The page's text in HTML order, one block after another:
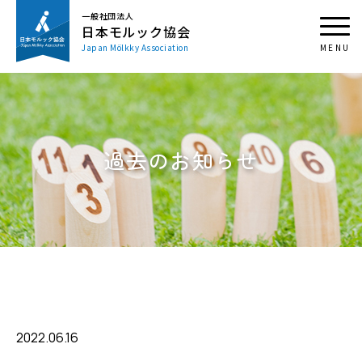
一般社団法人
日本モルック協会
Japan Mölkky Association
過去のお知らせ
2022.06.16